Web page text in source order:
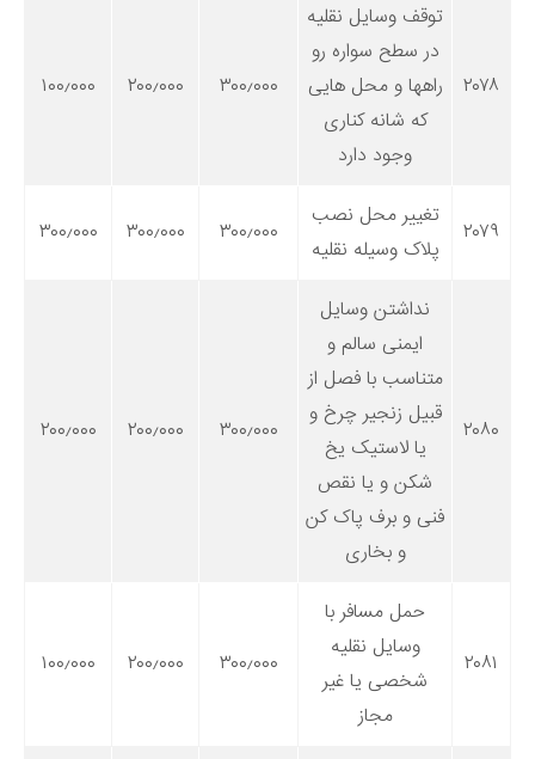
۲۰۷۸
توقف وسایل نقلیه
در سطح سواره رو
راهها و محل هایی
که شانه کناری
وجود دارد
۳۰۰٫۰۰۰ ۲۰۰٫۰۰۰ ۱۰۰٫۰۰۰
۲۰۷۹
تغییر محل نصب
پلاک وسیله نقلیه
۳۰۰٫۰۰۰ ۳۰۰٫۰۰۰ ۳۰۰٫۰۰۰
۲۰۸۰
نداشتن وسایل
ایمنی سالم و
متناسب با فصل از
قبیل زنجیر چرخ و
یا لاستیک یخ
شکن و یا نقص
فنی و برف پاک کن
و بخاری
۳۰۰٫۰۰۰ ۲۰۰٫۰۰۰ ۲۰۰٫۰۰۰
۲۰۸۱
حمل مسافر با
وسایل نقلیه
شخصی یا غیر
مجاز
۳۰۰٫۰۰۰ ۲۰۰٫۰۰۰ ۱۰۰٫۰۰۰